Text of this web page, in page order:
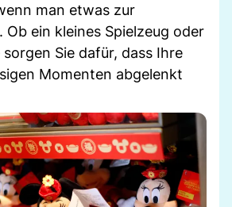
man etwas zur
Ob ein kleines Spielzeug oder
Sie dafür, dass Ihre
Momenten abgelenkt